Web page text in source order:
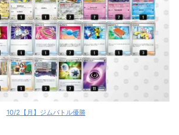
10/2【月】ジムバトル優勝